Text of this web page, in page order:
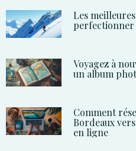
Les
perfectionner
Voyagez à
un album
Comment
Bordeaux
en ligne